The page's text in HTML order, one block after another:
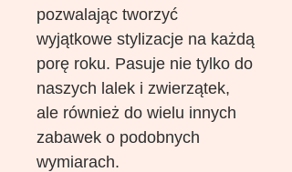
pozwalając tworzyć
wyjątkowe stylizacje na każdą
porę roku. Pasuje nie tylko do
naszych lalek i zwierzątek,
ale również do wielu innych
zabawek o podobnych
wymiarach.